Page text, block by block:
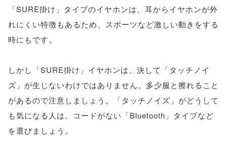
「SURE掛け」タイプのイヤホンは、耳からイヤホンが外
れにくい特徴もあるため、スポーツなど激しい動きをする
時にもです。
しかし「SURE掛け」イヤホンは、決して「タッチノイ
ズ」が生じないわけではありません。多少服と擦れること
があるので注意しましょう。「タッチノイズ」がどうして
も気になる人は、コードがない「Bluetooth」タイプなど
を選びましょう。